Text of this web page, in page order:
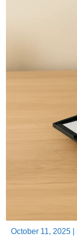
October 11, 2025